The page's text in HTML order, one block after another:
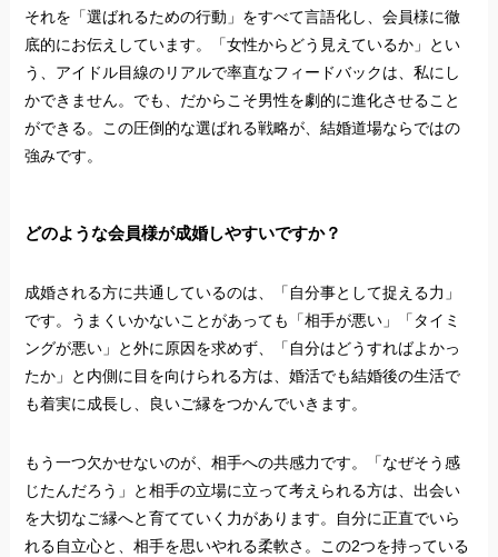
それを「選ばれるための行動」をすべて言語化し、会員様に徹
底的にお伝えしています。「女性からどう見えているか」とい
う、アイドル目線のリアルで率直なフィードバックは、私にし
かできません。でも、だからこそ男性を劇的に進化させること
ができる。この圧倒的な選ばれる戦略が、結婚道場ならではの
強みです。
どのような会員様が成婚しやすいですか？
成婚される方に共通しているのは、「自分事として捉える力」
です。うまくいかないことがあっても「相手が悪い」「タイミ
ングが悪い」と外に原因を求めず、「自分はどうすればよかっ
たか」と内側に目を向けられる方は、婚活でも結婚後の生活で
も着実に成長し、良いご縁をつかんでいきます。
もう一つ欠かせないのが、相手への共感力です。「なぜそう感
じたんだろう」と相手の立場に立って考えられる方は、出会い
を大切なご縁へと育てていく力があります。自分に正直でいら
れる自立心と、相手を思いやれる柔軟さ。この2つを持っている